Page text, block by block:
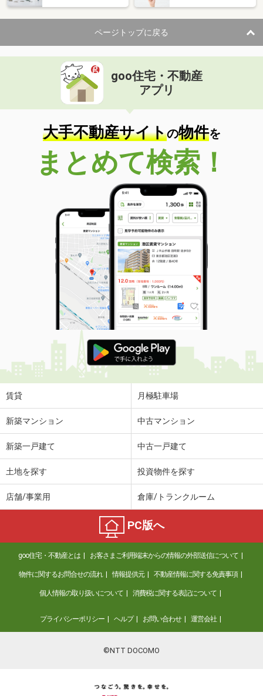
価 格
2,580万円
神奈川県相模原市南区相模大野６丁目
神奈川県横浜市中区日ノ出町１
価 格
専有面積 52.35m²
間取り
1LDK
神奈川県藤沢市大庭
2,299万円
住 所
神奈川県藤沢市大庭
専有面積
72.9m²
間取り
2LDK
神奈川県藤沢市善行坂２丁目
価 格
2,480万円
住 所
神奈川県藤沢市善行坂２丁目
専有面積 55m²
間取り
2LDK
神奈川県横浜市旭区さちが丘
価 格
住 所
神奈川県横浜市旭区さちが丘
間取り
3LDK
神奈川県川崎市宮前区水沢２丁目
神奈川県川崎市宮前区水沢２丁目
専有面積 80.62m²
神奈川県川崎市宮前区犬蔵２丁目
価 格
7,598万円
専有面積
76.55m²
間取り
3LDK
神奈川県横浜市旭区白根３丁目
神奈川県横浜市旭区白根３丁目
ページトップに戻る
goo住宅・不動産
アプリ
大手不動産サイトの物件を
まとめて検索！
賃貸 月極駐車場
新築マンション 中古マンション
新築一戸建て 中古一戸建て
土地を探す 投資物件を探す
店舗/事業用 倉庫/トランクルーム
PC版へ
goo住宅・不動産とは お客さまご利用端末からの情報の外部送信について
物件に関するお問合せの流れ 情報提供元 不動産情報に関する免責事項
個人情報の取り扱いについて 消費税に関する表記について
プライバシーポリシー ヘルプ お問い合わせ 運営会社
©NTT DOCOMO